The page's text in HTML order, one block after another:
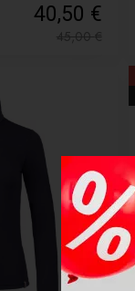
40,50 €
45,00€